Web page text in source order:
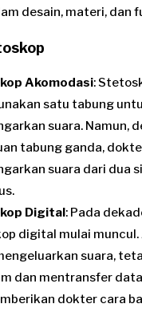
desain, materi, dan
Akomodasi:
satu tabung
suara. Namun,
tabung ganda,
suara dari dua
Digital: Pada
digital mulai
suara,
dan mentransfer
dokter cara